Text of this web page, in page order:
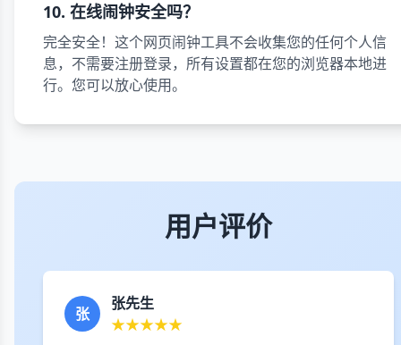
10. 在线闹钟安全吗？
完全安全！这个网页闹钟工具不会收集您的任何个人信
息，不需要注册登录，所有设置都在您的浏览器本地进
行。您可以放心使用。
用户评价
张
张先生
★★★★★